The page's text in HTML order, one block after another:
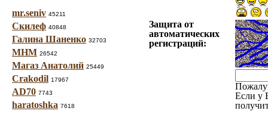
mr.seniv 45211
Скилеф 40848
Галина Шаненко 32703
МНМ 26542
Магаз Анатолий 25449
Crakodil 17967
AD70 7743
haratoshka 7618
Защита от
автоматических
регистраций:
Если у